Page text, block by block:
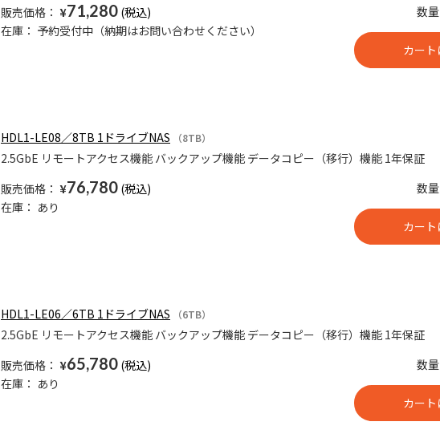
販売価格： ¥71,280
在庫： 予約受付中（納期はお問い合わせください）
数量
HDL1-LE08／8TB 1ドライブNAS （8TB）
2.5GbE リモートアクセス機能 バックアップ機能 データコピー（移行）機能 1年保証
販売価格： ¥76,780
在庫： あり
数量
HDL1-LE06／6TB 1ドライブNAS （6TB）
2.5GbE リモートアクセス機能 バックアップ機能 データコピー（移行）機能 1年保証
販売価格： ¥65,780
在庫： あり
数量